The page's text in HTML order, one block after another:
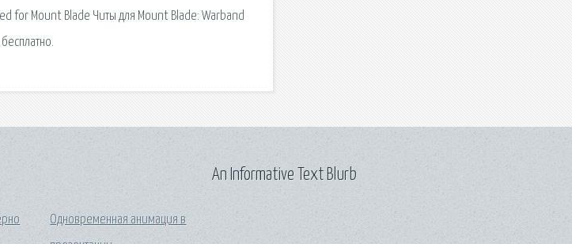
for Mount Blade Читы для Mount Blade: Warband
Одновременная анимация в
An Informative Text Blurb